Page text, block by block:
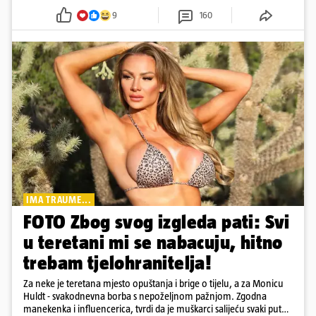
9 160
IMA TRAUME...
FOTO Zbog svog izgleda pati: Svi
u teretani mi se nabacuju, hitno
trebam tjelohranitelja!
Za neke je teretana mjesto opuštanja i brige o tijelu, a za Monicu
Huldt - svakodnevna borba s nepoželjnom pažnjom. Zgodna
manekenka i influencerica, tvrdi da je muškarci salijeću svaki put